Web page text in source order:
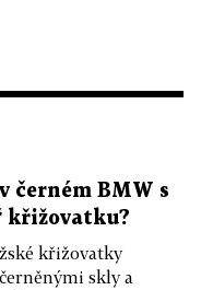
černém BMW s
křižovatku?
křižovatky
skly a